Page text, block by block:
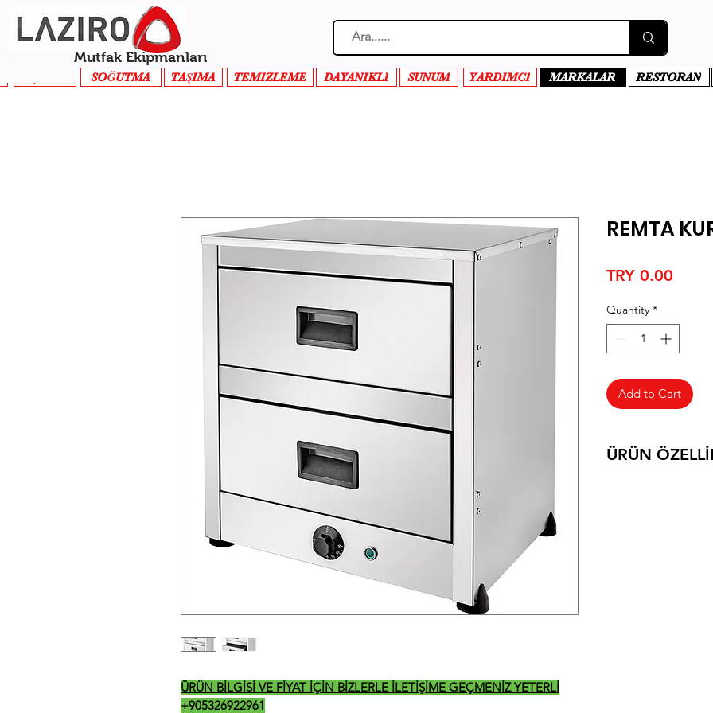
Mutfak Ekipmanları
SOĞUTMA TAŞIMA TEMIZLEME DAYANIKLI SUNUM YARDIMCI MARKALAR RESTORAN
ÜRÜN BİLGİSİ VE FİYAT İÇİN BİZLERLE İLETİŞİME GEÇMENİZ YETERLİ
+905326922961
REMTA
TRY 0.00
Quantity *
Add to Cart
ÜRÜN